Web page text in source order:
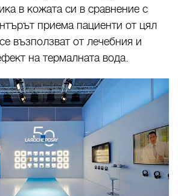
в кожата си в сравнение с
приема пациенти от цял
възползват от лечебния и
на термалната вода.